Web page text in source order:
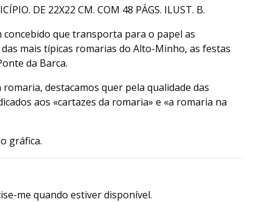
DE 22X22 CM. COM 48 PÁGS. ILUST. B.
que transporta para o papel as
mais típicas romarias do Alto-Minho, as festas
da Barca.
destacamos quer pela qualidade das
aos «cartazes da romaria» e «a romaria na
gráfica.
me quando estiver disponível.